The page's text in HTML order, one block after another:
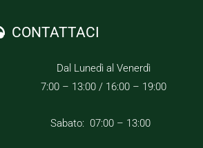
CONTATTACI
Dal Lunedì al Venerdì
7:00 – 13:00 / 16:00 – 19:00
Sabato: 07:00 – 13:00